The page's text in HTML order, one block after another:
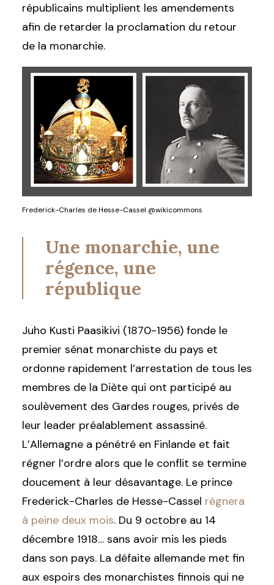
républicains multiplient les amendements
afin de retarder la proclamation du retour
de la monarchie.
Frederick-Charles de Hesse-Cassel @wikicommons
Une monarchie, une
régence, une
république
Juho Kusti Paasikivi (1870-1956) fonde le
premier sénat monarchiste du pays et
ordonne rapidement l’arrestation de tous les
membres de la Diète qui ont participé au
soulèvement des Gardes rouges, privés de
leur leader préalablement assassiné.
L’Allemagne a pénétré en Finlande et fait
régner l’ordre alors que le conflit se termine
doucement à leur désavantage. Le prince
Frederick-Charles de Hesse-Cassel régnera
à peine deux mois. Du 9 octobre au 14
décembre 1918… sans avoir mis les pieds
dans son pays. La défaite allemande met fin
aux espoirs des monarchistes finnois qui ne